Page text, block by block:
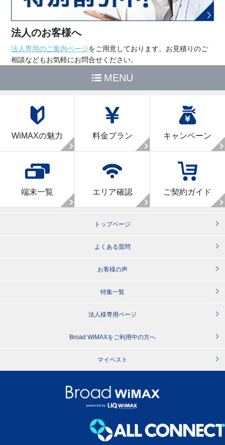
法人のお客様へ
法人専用のご案内ページをご用意しております。お見積りのご
相談などもお気軽にお問合せください。
MENU
WiMAXの魅力 料金プラン キャンペーン
端末一覧 エリア確認 ご契約ガイド
トップページ
よくある質問
お客様の声
特集一覧
法人様専用ページ
Broad WiMAXをご利用中の方へ
マイベスト